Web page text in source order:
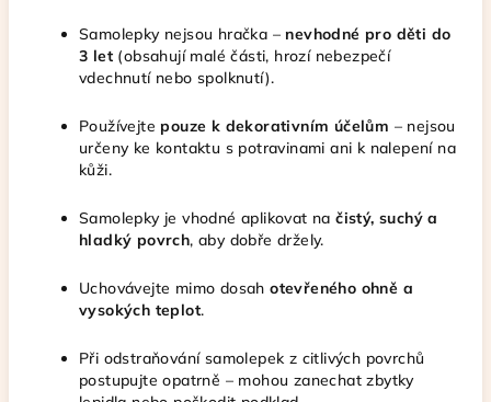
Samolepky nejsou hračka –nevhodné pro děti do
3 let (obsahují malé části, hrozí nebezpečí
vdechnutí nebo spolknutí).
Používejtepouze k dekorativním účelům – nejsou
určeny ke kontaktu s potravinami ani k nalepení na
kůži.
Samolepky je vhodné aplikovat načistý, suchý a
hladký povrch, aby dobře držely.
Uchovávejte mimo dosahotevřeného ohně a
vysokých teplot.
Při odstraňování samolepek z citlivých povrchů
postupujte opatrně – mohou zanechat zbytky